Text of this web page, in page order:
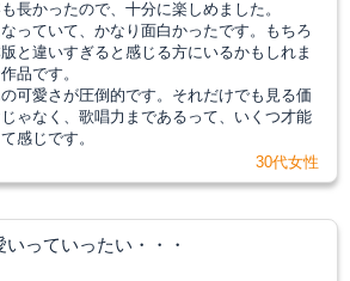
長かったので、十分に楽しめました。
っていて、かなり面白かったです。もちろ
と違いすぎると感じる方にいるかもしれま
品です。
可愛さが圧倒的です。それだけでも見る価
ゃなく、歌唱力まであるって、いくつ才能
感じです。
30代女性
っていったい・・・